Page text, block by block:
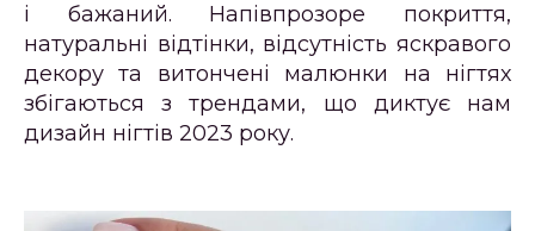
і бажаний. Напівпрозоре покриття,
натуральні відтінки, відсутність яскравого
декору та витончені малюнки на нігтях
збігаються з трендами, що диктує нам
дизайн нігтів 2023 року.